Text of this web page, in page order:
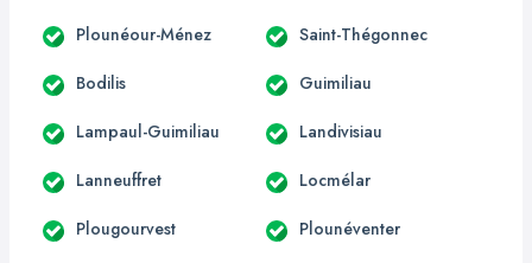
Plounéour-Ménez Saint-Thégonnec
Bodilis Guimiliau
Lampaul-Guimiliau Landivisiau
Lanneuffret Locmélar
Plougourvest Plounéventer